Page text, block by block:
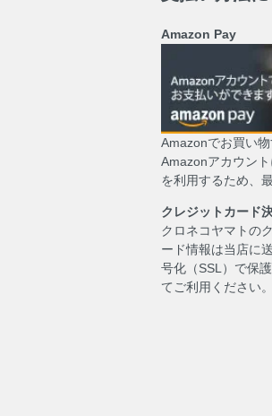
Amazon Pay
Amazonでお買い
Amazonアカウン
を利用するため、
クレジットカード
クロネコヤマトの
ード情報は当店に
号化（SSL）で保
てご利用ください。